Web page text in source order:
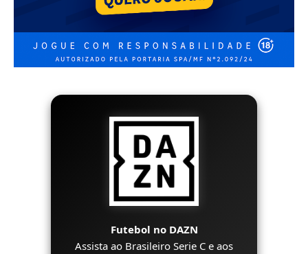
Futebol no DAZN
Assista ao Brasileiro Serie C e aos